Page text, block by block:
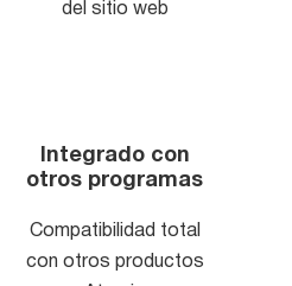
del sitio web
Integrado con
otros programas
Compatibilidad total
con otros productos